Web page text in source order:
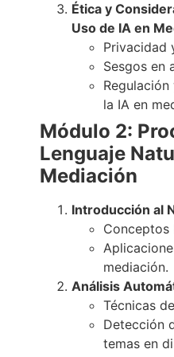
Ética y
Uso de IA en
Privacidad
Sesgos en
la IA en
Módulo 2:
Lenguaje
Mediación
Introducción al
Conceptos
mediación.
Análisis
Técnicas
Detección
temas en